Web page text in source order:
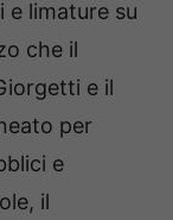
e limature su
che il
e il
per
e
il